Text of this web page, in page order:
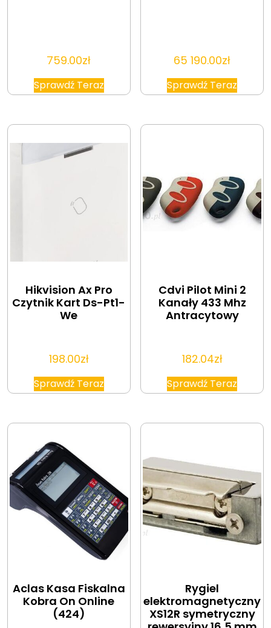
759.00zł
Sprawdź Teraz
65 190.00zł
Sprawdź Teraz
Hikvision Ax Pro
Czytnik Kart Ds-Pt1-
We
198.00zł
Sprawdź Teraz
Cdvi Pilot Mini 2
Kanały 433 Mhz
Antracytowy
182.04zł
Sprawdź Teraz
Aclas Kasa Fiskalna
Kobra On Online
(424)
Rygiel
elektromagnetyczny
XS12R symetryczny